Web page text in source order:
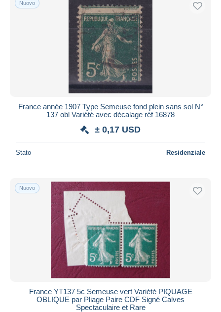
Spedizione gratuita
Metodi di pagamento
PayPal
Bonifico bancario
Mastercard
Bancontact
iDeal
Residenza del venditore
Aggiorna
Nuovo
France année 1907 Type Semeuse fond plein sans sol N°
137 obl Variété avec décalage réf 16878
± 0,17 USD
Stato Residenziale
Nuovo
France YT137 5c Semeuse vert Variété PIQUAGE
OBLIQUE par Pliage Paire CDF Signé Calves
Spectaculaire et Rare